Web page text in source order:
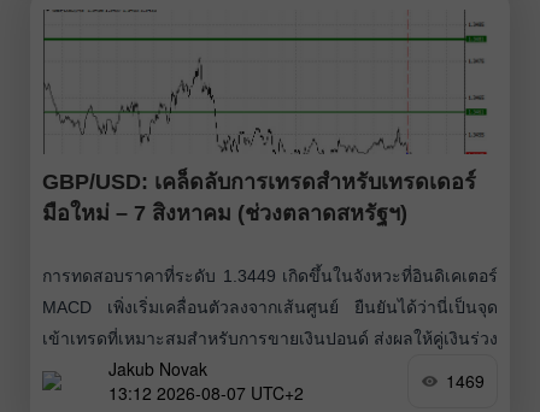
GBP/USD: เคล็ดลับการเทรดสำหรับเทรดเดอร์
มือใหม่ – 7 สิงหาคม (ช่วงตลาดสหรัฐฯ)
การทดสอบราคาที่ระดับ 1.3449 เกิดขึ้นในจังหวะที่อินดิเคเตอร์
MACD เพิ่งเริ่มเคลื่อนตัวลงจากเส้นศูนย์ ยืนยันได้ว่านี่เป็นจุด
เข้าเทรดที่เหมาะสมสำหรับการขายเงินปอนด์ ส่งผลให้คู่เงินร่วง
ลงไปยังระดับเป้าหมายที่ 1.3434 ทิศทางของเงินปอนด์วันนี้จะ
ถูกกำหนดโดยรายงานตลาดแรงงานสหรัฐประจำเดือน
Jakub Novak
13:12 2026-08-07 UTC+2
1469